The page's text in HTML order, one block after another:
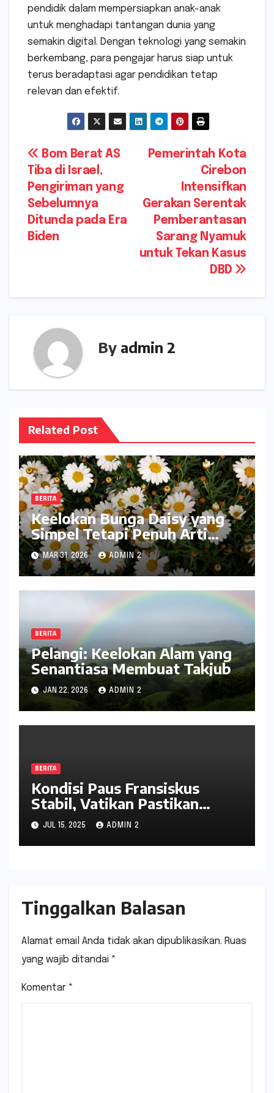
pendidik dalam mempersiapkan anak-anak
untuk menghadapi tantangan dunia yang
semakin digital. Dengan teknologi yang semakin
berkembang, para pengajar harus siap untuk
terus beradaptasi agar pendidikan tetap
relevan dan efektif.
Navigasi
pos
Pemerintah Kota
Cirebon
Intensifkan
Gerakan Serentak
Pemberantasan
Sarang Nyamuk
untuk Tekan Kasus
DBD
Bom Berat AS
Tiba di Israel,
Pengiriman yang
Sebelumnya
Ditunda pada Era
Biden
By admin 2
Related Post
BERITA
Keelokan Bunga Daisy yang
Simpel Tetapi Penuh Arti
serta Pesona
MAR 31, 2026 ADMIN 2
BERITA
Pelangi: Keelokan Alam yang
Senantiasa Membuat Takjub
JAN 22, 2026 ADMIN 2
BERITA
Kondisi Paus Fransiskus
Stabil, Vatikan Pastikan
Perawatan Berjalan Lancar
JUL 15, 2025 ADMIN 2
Tinggalkan Balasan
Alamat email Anda tidak akan dipublikasikan. Ruas
yang wajib ditandai *
Komentar *